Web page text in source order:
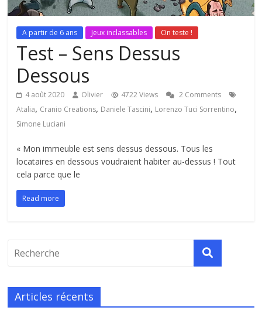
A partir de 6 ans Jeux inclassables On teste !
Test – Sens Dessus
Dessous
4 août 2020 Olivier 4722 Views
2 Comments
Atalia, Cranio Creations, Daniele Tascini, Lorenzo Tuci Sorrentino,
Simone Luciani
« Mon immeuble est sens dessus dessous. Tous les
locataires en dessous voudraient habiter au-dessus ! Tout
cela parce que le
Read more
Articles récents